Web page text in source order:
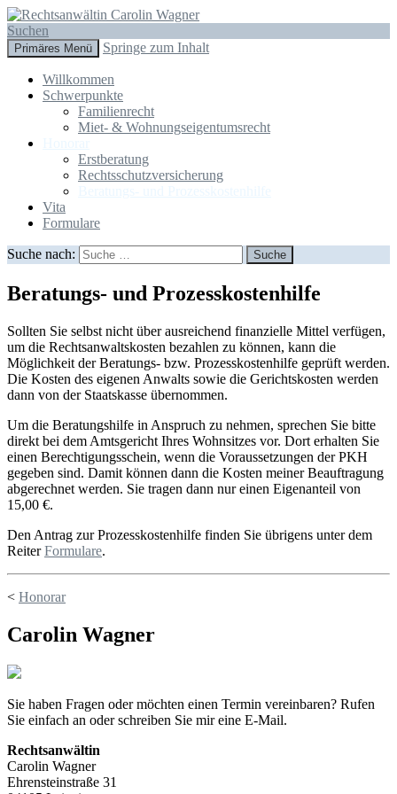
Rechtsanwältin Carolin Wagner
Suchen
Primäres Menü Springe zum Inhalt
Willkommen
Schwerpunkte
Familienrecht
Miet- & Wohnungseigentumsrecht
Erstberatung
Rechtsschutzversicherung
Vita
Formulare
Suche nach:
Beratungs- und Prozesskostenhilfe
Sollten Sie selbst nicht über ausreichend finanzielle Mittel verfügen,
um die Rechtsanwaltskosten bezahlen zu können, kann die
Möglichkeit der Beratungs- bzw. Prozesskostenhilfe geprüft werden.
Die Kosten des eigenen Anwalts sowie die Gerichtskosten werden
dann von der Staatskasse übernommen.
Um die Beratungshilfe in Anspruch zu nehmen, sprechen Sie bitte
direkt bei dem Amtsgericht Ihres Wohnsitzes vor. Dort erhalten Sie
einen Berechtigungsschein, wenn die Voraussetzungen der PKH
gegeben sind. Damit können dann die Kosten meiner Beauftragung
abgerechnet werden. Sie tragen dann nur einen Eigenanteil von
15,00 €.
Den Antrag zur Prozesskostenhilfe finden Sie übrigens unter dem
ReiterFormulare.
< Honorar
Carolin Wagner
Sie haben Fragen oder möchten einen Termin vereinbaren? Rufen
Sie einfach an oder schreiben Sie mir eine E-Mail.
Rechtsanwältin
Carolin Wagner
Ehrensteinstraße 31